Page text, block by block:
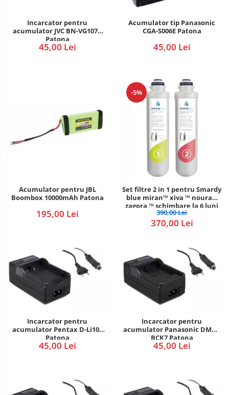
Scule electrice
Smartwatch
Incarcator pentru
acumulator JVC BN-VG107e
Patona
45,00 Lei
Acumulator tip Panasonic
CGA-S006E Patona
45,00 Lei
Acumulator pentru JBL
Boombox 10000mAh Patona
195,00 Lei
-5%
Set filtre 2 in 1 pentru Smardy
blue miran™ xiva ™ noura™
zagora ™ schimbare la 6 luni
390,00 Lei
370,00 Lei
Incarcator pentru
acumulator Pentax D-Li109
Patona
45,00 Lei
Incarcator pentru
acumulator Panasonic DMW-
BCK7 Patona
45,00 Lei